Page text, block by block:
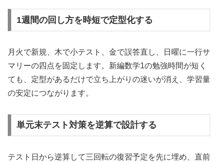
1週間の回し方を時短で定型化する
月火で新規、木で小テスト、金で誤答直し、日曜に一行サ
マリーの四点を固定します。新編数学1の勉強時間が短く
ても、定型があるだけで立ち上がりの迷いが消え、学習量
の安定につながります。
単元末テスト対策を逆算で設計する
テスト日から逆算して三回転の復習予定を先に埋め、直前